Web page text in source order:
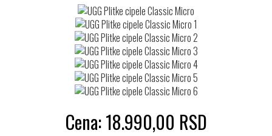
Cena:18.990,00 RSD